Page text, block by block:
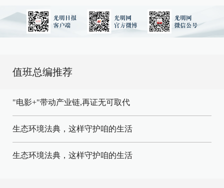
值班总编推荐
"电影+"带动产业链,再证无可取代
生态环境法典，这样守护咱的生活
生态环境法典，这样守护咱的生活